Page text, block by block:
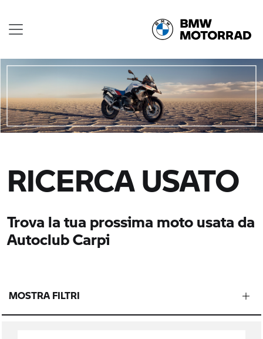
RICERCA USATO
Trova la tua prossima moto usata da
Autoclub Carpi
MOSTRA FILTRI